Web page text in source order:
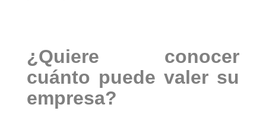
¿Quiere conocer
cuánto puede valer su
empresa?